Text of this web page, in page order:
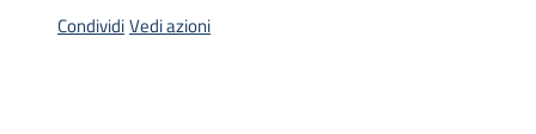
CondividiVedi azioni